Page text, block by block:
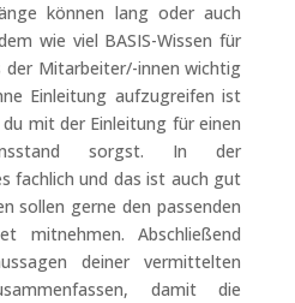
können lang oder auch
wie viel BASIS-Wissen für
der Mitarbeiter/-innen wichtig
Einleitung aufzugreifen ist
mit der Einleitung für einen
sorgst. In der
fachlich und das ist auch gut
sollen gerne den passenden
mitnehmen. Abschließend
deiner vermittelten
damit die